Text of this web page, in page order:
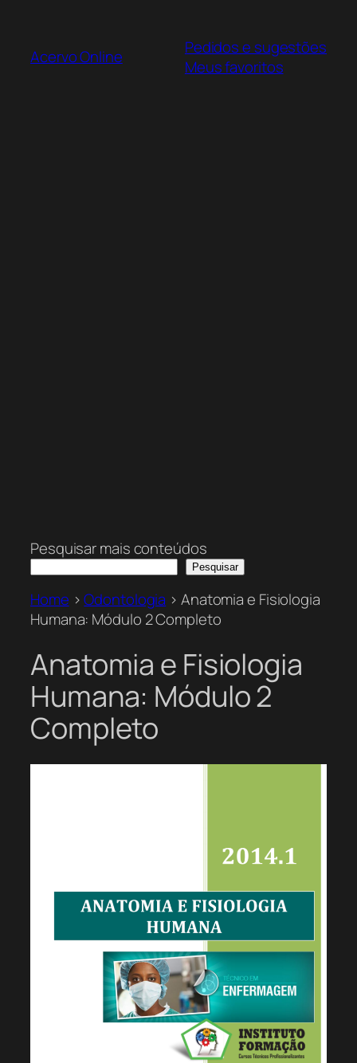
Acervo Online
Pedidos e sugestões
Meus favoritos
Pesquisar mais conteúdos
Pesquisar
Home >Odontologia > Anatomia e Fisiologia
Humana: Módulo 2 Completo
Anatomia e Fisiologia
Humana: Módulo 2
Completo